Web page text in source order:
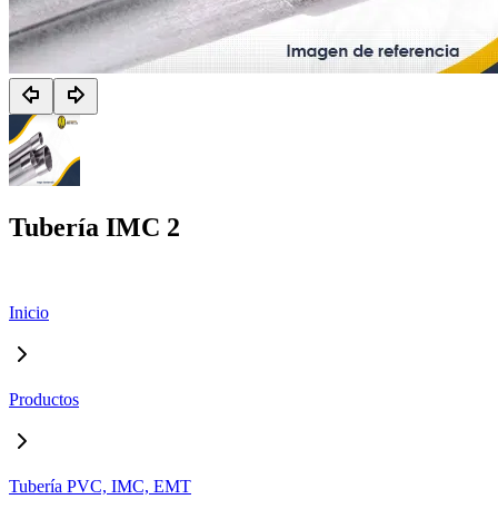
Tubería IMC 2
Inicio
Productos
Tubería PVC, IMC, EMT